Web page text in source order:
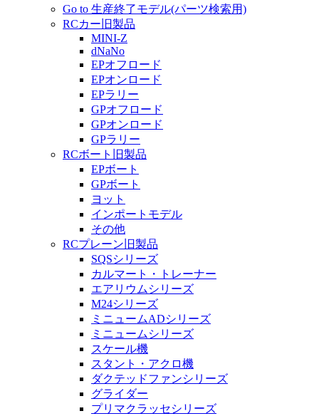
Go to 生産終了モデル(パーツ検索用)
RCカー旧製品
MINI-Z
dNaNo
EPオフロード
EPオンロード
EPラリー
GPオフロード
GPオンロード
GPラリー
RCボート旧製品
EPボート
GPボート
ヨット
インポートモデル
その他
RCプレーン旧製品
SQSシリーズ
カルマート・トレーナー
エアリウムシリーズ
M24シリーズ
ミニュームADシリーズ
ミニュームシリーズ
スケール機
スタント・アクロ機
ダクテッドファンシリーズ
グライダー
プリマクラッセシリーズ